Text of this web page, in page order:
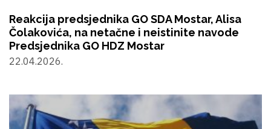
Reakcija predsjednika GO SDA Mostar, Alisa
Čolakovića, na netačne i neistinite navode
Predsjednika GO HDZ Mostar
22.04.2026.